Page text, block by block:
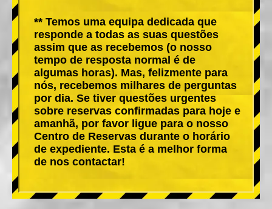
** Temos uma equipa dedicada que
responde a todas as suas questões
assim que as recebemos (o nosso
tempo de resposta normal é de
algumas horas). Mas, felizmente para
nós, recebemos milhares de perguntas
por dia. Se tiver questões urgentes
sobre reservas confirmadas para hoje e
amanhã, por favor ligue para o nosso
Centro de Reservas durante o horário
de expediente. Esta é a melhor forma
de nos contactar!